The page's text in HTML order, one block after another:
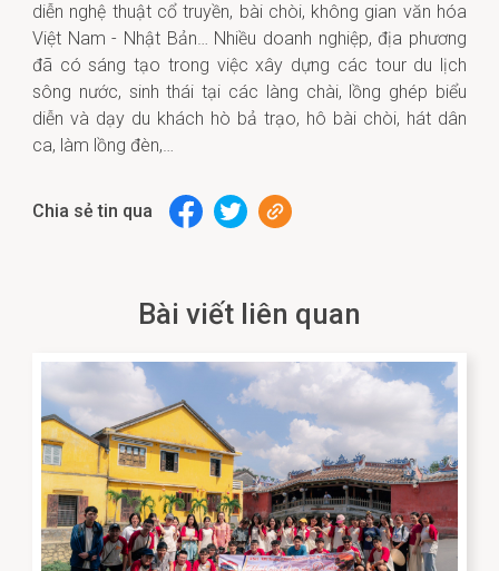
diễn nghệ thuật cổ truyền, bài chòi, không gian văn hóa
Việt Nam - Nhật Bản… Nhiều doanh nghiệp, địa phương
đã có sáng tạo trong việc xây dựng các tour du lịch
sông nước, sinh thái tại các làng chài, lồng ghép biểu
diễn và dạy du khách hò bả trạo, hô bài chòi, hát dân
ca, làm lồng đèn,…
Chia sẻ tin qua
Bài viết liên quan